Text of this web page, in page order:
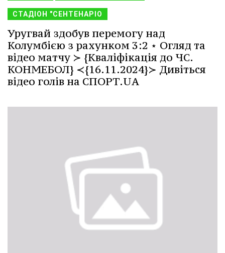
СТАДІОН "СЕНТЕНАРІО
Уругвай здобув перемогу над
Колумбією з рахунком 3:2 ⋆ Огляд та
відео матчу ≻ {Кваліфікація до ЧС.
КОНМЕБОЛ} ≺{16.11.2024}≻ Дивіться
відео голів на СПОРТ.UA